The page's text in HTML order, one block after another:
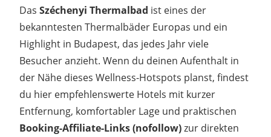
Das Széchenyi Thermalbad ist eines der
bekanntesten Thermalbäder Europas und ein
Highlight in Budapest, das jedes Jahr viele
Besucher anzieht. Wenn du deinen Aufenthalt in
der Nähe dieses Wellness-Hotspots planst, findest
du hier empfehlenswerte Hotels mit kurzer
Entfernung, komfortabler Lage und praktischen
Booking-Affiliate-Links (nofollow)zur direkten